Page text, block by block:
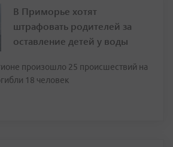
В Приморье хотят
штрафовать родителей за
оставление детей у воды
произошло 25 происшествий на
18 человек